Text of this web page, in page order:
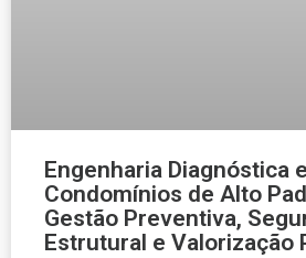
Engenharia Diagnóstica
Condomínios de Alto
Gestão Preventiva,
Estrutural e Valorização